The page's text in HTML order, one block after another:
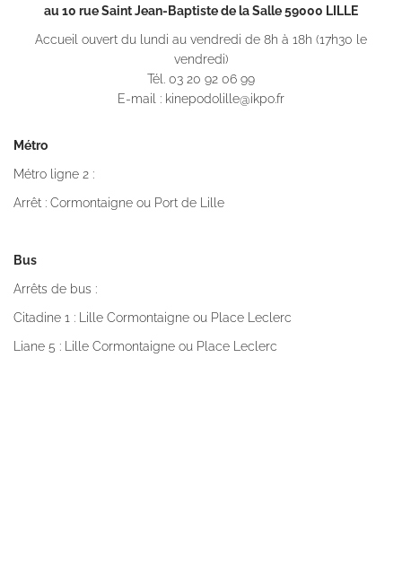
au 10 rue Saint Jean-Baptiste de la Salle 59000 LILLE
Accueil ouvert du lundi au vendredi de 8h à 18h (17h30 le
vendredi)
Tél. 03 20 92 06 99
E-mail : kinepodolille@ikpo.fr
Métro
Métro ligne 2 :
Arrêt : Cormontaigne ou Port de Lille
Bus
Arrêts de bus :
Citadine 1 : Lille Cormontaigne ou Place Leclerc
Liane 5 : Lille Cormontaigne ou Place Leclerc